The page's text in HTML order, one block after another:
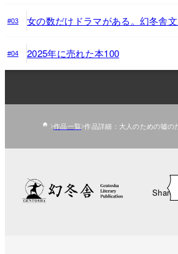
#03 女の数だけドラマがある。幻冬舎
#04 2025年に売れた本100
作品一覧 作品詳細：大人のための嘘の
Share